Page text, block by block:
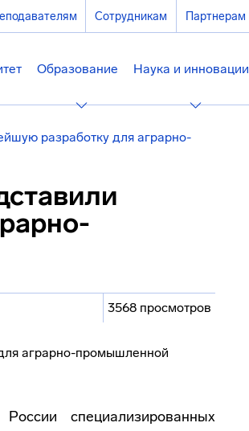
Сотрудникам Партнерам
Образование Наука и инновации
разработку для аграрно-
3568 просмотров
специализированных